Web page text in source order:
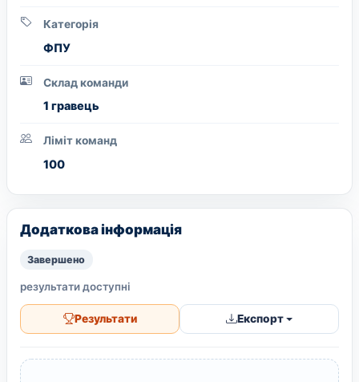
Категорія
ФПУ
Склад команди
1 гравець
Ліміт команд
100
Додаткова інформація
Завершено
результати доступні
Результати Експорт